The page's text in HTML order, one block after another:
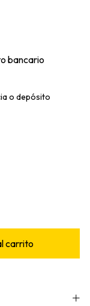
bancario
o depósito